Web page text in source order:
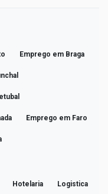
Emprego em Braga
Emprego em Faro
Hotelaria Logistica